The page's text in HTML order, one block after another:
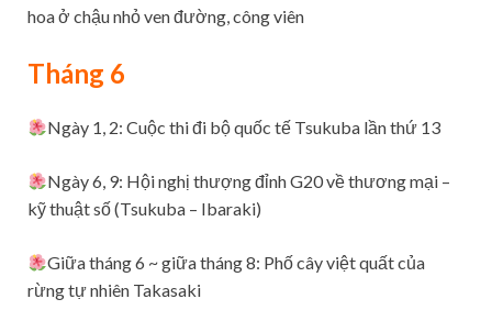
hoa ở chậu nhỏ ven đường, công viên
Tháng 6
Ngày 1, 2: Cuộc thi đi bộ quốc tế Tsukuba lần thứ 13
Ngày 6, 9: Hội nghị thượng đỉnh G20 về thương mại –
kỹ thuật số (Tsukuba – Ibaraki)
Giữa tháng 6 ~ giữa tháng 8: Phố cây việt quất của
rừng tự nhiên Takasaki